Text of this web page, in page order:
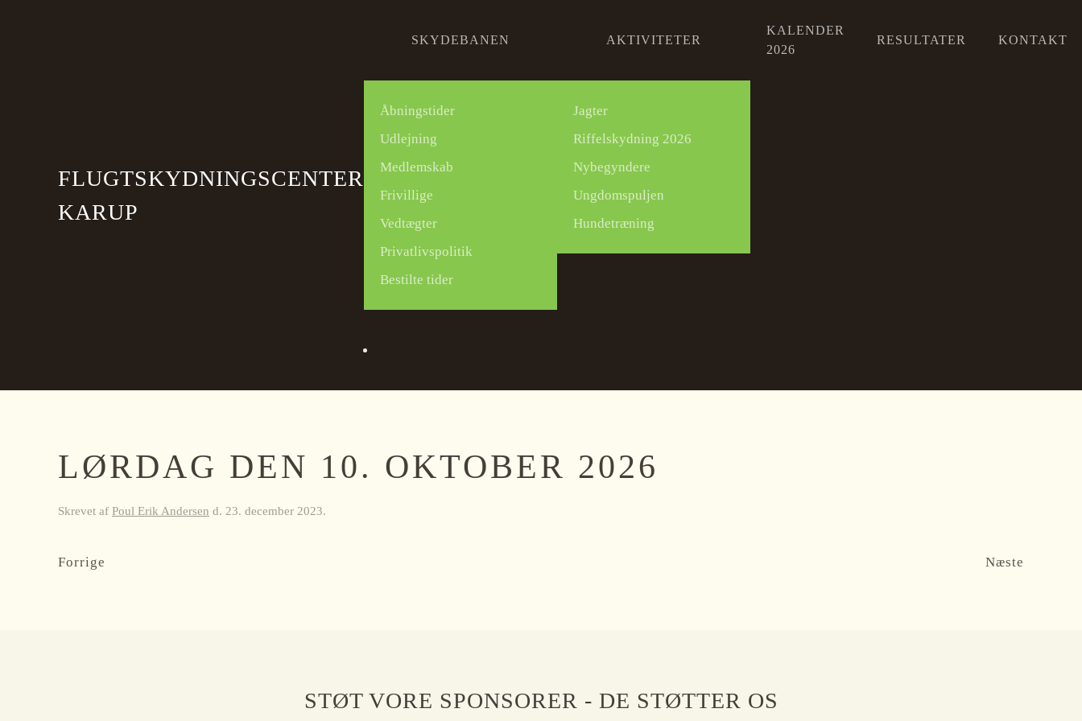
FLUGTSKYDNINGSCENTER
KARUP
SKYDEBANEN
Åbningstider
Udlejning
Medlemskab
Frivillige
Vedtægter
Privatlivspolitik
Bestilte tider
AKTIVITETER
Jagter
Riffelskydning 2026
Nybegyndere
Ungdomspuljen
Hundetræning
KALENDER
2026
RESULTATER KONTAKT
LØRDAG DEN 10. OKTOBER 2026
Skrevet af Poul Erik Andersen d. 23. december 2023.
Forrige Næste
STØT VORE SPONSORER - DE STØTTER OS